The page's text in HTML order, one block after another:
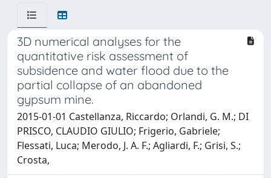
3D numerical analyses for the
quantitative risk assessment of
subsidence and water flood due to the
partial collapse of an abandoned
gypsum mine.
2015-01-01 Castellanza, Riccardo; Orlandi, G. M.; DI
PRISCO, CLAUDIO GIULIO; Frigerio, Gabriele;
Flessati, Luca; Merodo, J. A. F.; Agliardi, F.; Grisi, S.;
Crosta,